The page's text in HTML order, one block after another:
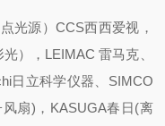
光源）CCS西西爱视，
），LEIMAC 雷马克、
日立科学仪器、SIMCO
扇)，KASUGA春日(离